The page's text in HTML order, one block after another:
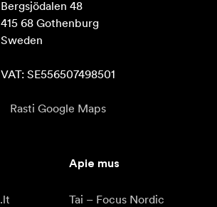
Bergsjödalen 48
415 68 Gothenburg
Sweden
VAT: SE556507498501
Rasti Google Maps
Apie mus
Tai – Focus Nordic